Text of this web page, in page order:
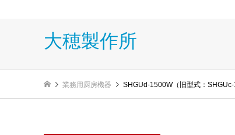
大穂製作所
業務用厨房機器 SHGUd-1500W（旧型式：